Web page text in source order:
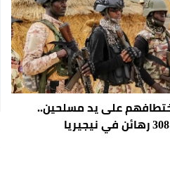
على يد مسلحين..